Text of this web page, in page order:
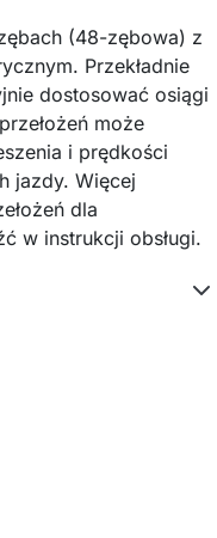
(48-zębowa) z
Przekładnie
dostosować osiągi
może
i prędkości
jazdy. Więcej
dla
w instrukcji obsługi.